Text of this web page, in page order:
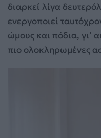
διαρκεί λίγα
ενεργοποιεί
ώμους και πόδια, γι’
πιο ολοκληρωμένες